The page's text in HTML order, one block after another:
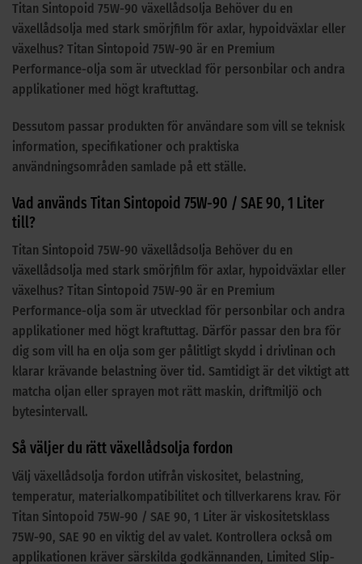
Titan Sintopoid 75W-90 växellådsolja Behöver du en
växellådsolja med stark smörjfilm för axlar, hypoidväxlar eller
växelhus? Titan Sintopoid 75W-90 är en Premium
Performance-olja som är utvecklad för personbilar och andra
applikationer med högt kraftuttag.
Dessutom passar produkten för användare som vill se teknisk
information, specifikationer och praktiska
användningsområden samlade på ett ställe.
Vad används Titan Sintopoid 75W-90 / SAE 90, 1 Liter
till?
Titan Sintopoid 75W-90 växellådsolja Behöver du en
växellådsolja med stark smörjfilm för axlar, hypoidväxlar eller
växelhus? Titan Sintopoid 75W-90 är en Premium
Performance-olja som är utvecklad för personbilar och andra
applikationer med högt kraftuttag. Därför passar den bra för
dig som vill ha en olja som ger pålitligt skydd i drivlinan och
klarar krävande belastning över tid. Samtidigt är det viktigt att
matcha oljan eller sprayen mot rätt maskin, driftmiljö och
bytesintervall.
Så väljer du rätt växellådsolja fordon
Välj växellådsolja fordon utifrån viskositet, belastning,
temperatur, materialkompatibilitet och tillverkarens krav. För
Titan Sintopoid 75W-90 / SAE 90, 1 Liter är viskositetsklass
75W-90, SAE 90 en viktig del av valet. Kontrollera också om
applikationen kräver särskilda godkännanden, Limited Slip-